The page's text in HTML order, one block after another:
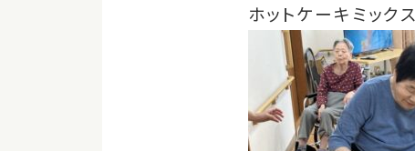
ホットケーキミックス